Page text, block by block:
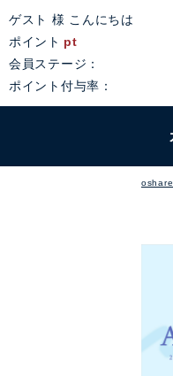
ゲスト 様 こんにちは
ポイント pt
会員ステージ：
ポイント付与率：